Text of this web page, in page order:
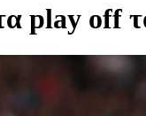
play off